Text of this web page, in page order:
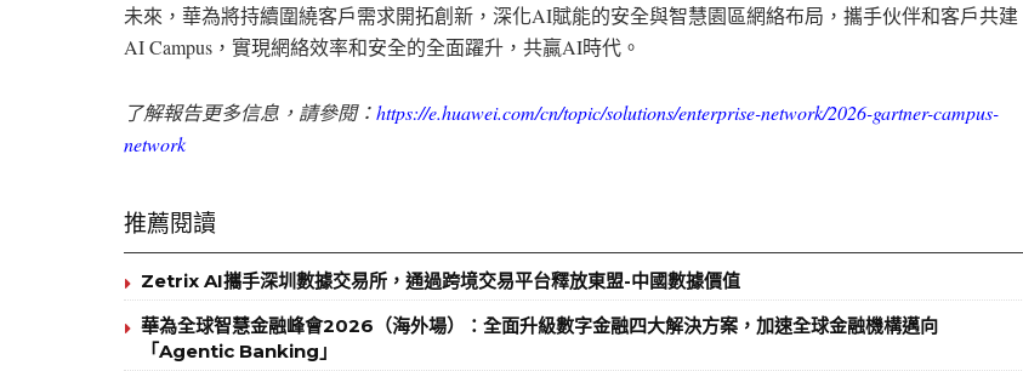
未來，華為將持續圍繞客戶需求開拓創新，深化AI賦能的安全與智慧園區網絡布局，攜手伙伴和客戶共建
AI Campus ，實現網絡效率和安全的全面躍升，共贏AI時代。
了解報告更多信息，請參閱：https://e.huawei.com/cn/topic/solutions/enterprise-network/2026-gartner-campus-
network
推薦閱讀
Zetrix AI攜手深圳數據交易所，通過跨境交易平台釋放東盟-中國數據價值
華為全球智慧金融峰會2026（海外場）：全面升級數字金融四大解決方案，加速全球金融機構邁向
「Agentic Banking」